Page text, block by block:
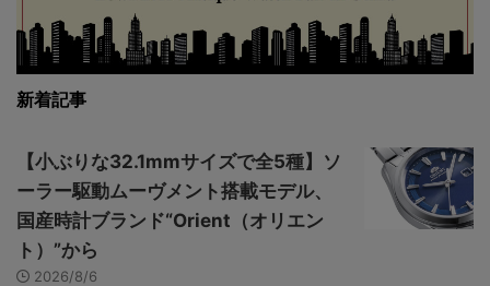
新着記事
【小ぶりな32.1mmサイズで全5種】ソ
ーラー駆動ムーヴメント搭載モデル、
国産時計ブランド“Orient（オリエン
ト）”から
2026/8/6